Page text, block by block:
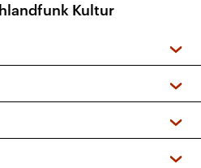
Kultur
+ DAB+)